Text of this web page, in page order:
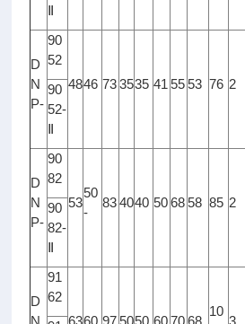
D
N
P-
90
52
4846 73 3535 41 55 53 76 2
90
52-
D
N
P-
90
82
53
50
-
83 4040 50 68 58 85 2
90
82-
D
91
62
10